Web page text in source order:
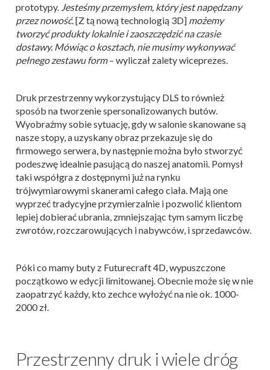
prototypy. Jesteśmy przemysłem, który jest napędzany
przez nowość.[Z tą nową technologią 3D] możemy
tworzyć produkty lokalnie i zaoszczędzić na czasie
dostawy. Mówiąc o kosztach, nie musimy wykonywać
pełnego zestawu form– wyliczał zalety wiceprezes.
Druk przestrzenny wykorzystujący DLS to również
sposób na tworzenie spersonalizowanych butów.
Wyobraźmy sobie sytuację, gdy w salonie skanowane są
nasze stopy, a uzyskany obraz przekazuje się do
firmowego serwera, by następnie można było stworzyć
podeszwę idealnie pasującą do naszej anatomii. Pomysł
taki współgra z dostępnymi już na rynku
trójwymiarowymi skanerami całego ciała. Mają one
wyprzeć tradycyjne przymierzalnie i pozwolić klientom
lepiej dobierać ubrania, zmniejszając tym samym liczbę
zwrotów, rozczarowujących i nabywców, i sprzedawców.
Póki co mamy buty z Futurecraft 4D, wypuszczone
początkowo w edycji limitowanej. Obecnie może się w nie
zaopatrzyć każdy, kto zechce wyłożyć na nie ok. 1000-
2000 zł.
Przestrzenny druk i wiele dróg